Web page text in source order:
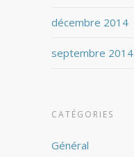
décembre 2014
septembre 2014
CATÉGORIES
Général